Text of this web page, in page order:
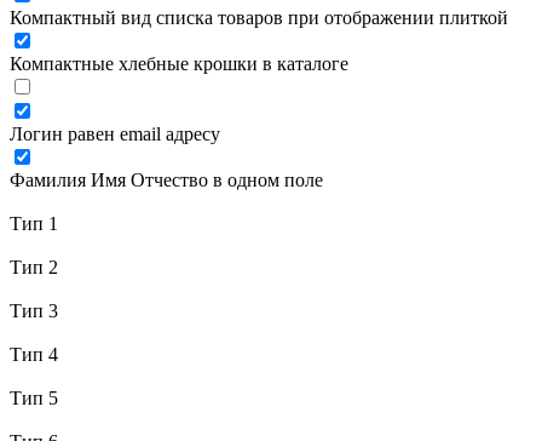
Компактный вид списка товаров при отображении плиткой
Компактные хлебные крошки в каталоге
Логин равен email адресу
Фамилия Имя Отчество в одном поле
Тип 1
Тип 2
Тип 3
Тип 4
Тип 5